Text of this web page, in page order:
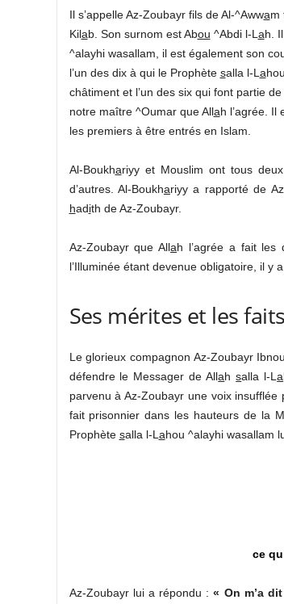
Il s’appelle Az-Zoubayr fils de Al-^Awwam
Kilab. Son surnom est Abou ^Abdi l-L ah.
^alayhi wasallam, il est également son
l’un des dix à qui le Prophète salla l-L a
châtiment et l’un des six qui font partie de
notre maître ^Oumar que Allah l’agrée. Il
les premiers à être entrés en Islam.
Al-Boukhariyy et Mouslim ont tous
d’autres. Al-Boukhariyy a rapporté de
hadith de Az-Zoubayr.
Az-Zoubayr que Allah l’agrée a fait les
l’Illuminée étant devenue obligatoire, il y
Ses mérites et les
Le glorieux compagnon Az-Zoubayr
défendre le Messager de Allahsalla l-La
parvenu à Az-Zoubayr une voix
fait prisonnier dans les hauteurs de la
Prophète salla l-L ahou ^alayhi wasallam
Az-Zoubayr lui a répondu :« On m’a